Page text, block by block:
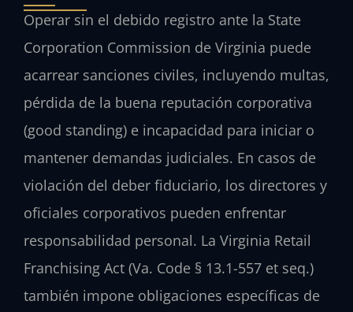
Operar sin el debido registro ante la State
Corporation Commission de Virginia puede
acarrear sanciones civiles, incluyendo multas,
pérdida de la buena reputación corporativa
(good standing) e incapacidad para iniciar o
mantener demandas judiciales. En casos de
violación del deber fiduciario, los directores y
oficiales corporativos pueden enfrentar
responsabilidad personal. La Virginia Retail
Franchising Act (Va. Code § 13.1-557 et seq.)
también impone obligaciones específicas de